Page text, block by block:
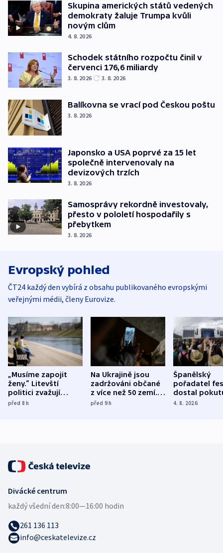
Skupina amerických států vedených
demokraty žaluje Trumpa kvůli
novým clům
4. 8. 2026
Schodek státního rozpočtu činil v
červenci 176,6 miliardy
3. 8. 2026 3. 8. 2026
Balíkovna se vrací pod Českou poštu
3. 8. 2026
Japonsko a USA poprvé za 15 let
společně intervenovaly na
devizových trzích
3. 8. 2026
Samosprávy rekordně investovaly,
přesto v pololetí hospodařily s
přebytkem
3. 8. 2026
Evropský pohled
ČT24 každý den vybírá z obsahu publikovaného evropskými
veřejnými médii, členy Eurovize.
„Musíme zapojit
ženy.“ Litevští
politici zvažují
dohodu o
před 8h
Na Ukrajině jsou
zadržováni občané
z více než 50 zemí.
Bojovali na straně
před 9h
Španělský
pořadatel
dostal
nekalé
4. 8. 2026
Divácké centrum
každý všední den:8:00—16:00 hodin
261 136 113
info@ceskatelevize.cz